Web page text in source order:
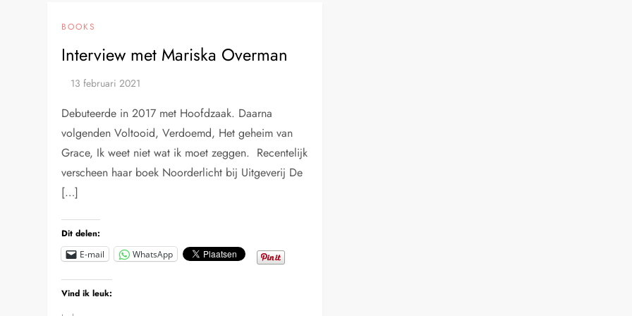
BOOKS
Interview met Mariska Overman
Debuteerde in 2017 met Hoofdzaak. Daarna
volgenden Voltooid, Verdoemd, Het geheim van
Grace, Ik weet niet wat ik moet zeggen. Recentelijk
verscheen haar boek Noorderlicht bij Uitgeverij De
[…]
Dit delen:
E-mail WhatsApp
Vind ik leuk: